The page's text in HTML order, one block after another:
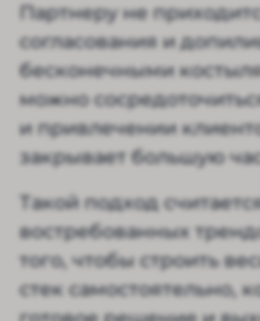
Партнеру не
согласования и
бесконечными
можно
и привлечении
закрывает большую
Такой подход
востребованных
того, чтобы строить
стек самостоятельно,